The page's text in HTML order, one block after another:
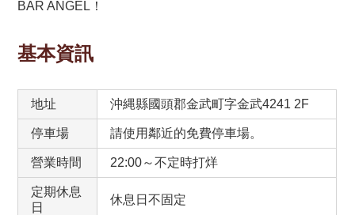
BAR ANGEL！
基本資訊
地址 沖縄縣國頭郡金武町字金武4241 2F
停車場 請使用鄰近的免費停車場。
營業時間 22:00～不定時打烊
定期休息
日
休息日不固定